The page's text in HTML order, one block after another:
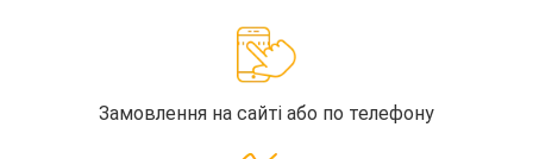
Замовлення на сайті або по телефону